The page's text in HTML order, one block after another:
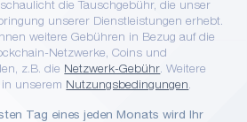
die Tauschgebühr, die unser
unserer Dienstleistungen erhebt.
weitere Gebühren in Bezug auf die
Netzwerke, Coins und
z.B. die Netzwerk-Gebühr . Weitere
unserem Nutzungsbedingungen
Tag eines jeden Monats wird Ihr